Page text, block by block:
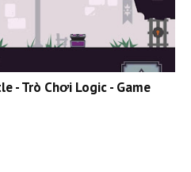
- Trò Chơi Logic - Game